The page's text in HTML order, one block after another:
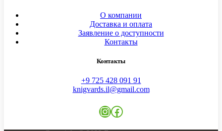
О компании
Доставка и оплата
Заявление о доступности
Контакты
Контакты
+9 725 428 091 91
knigvards.il@gmail.com
Instagram
Facebook